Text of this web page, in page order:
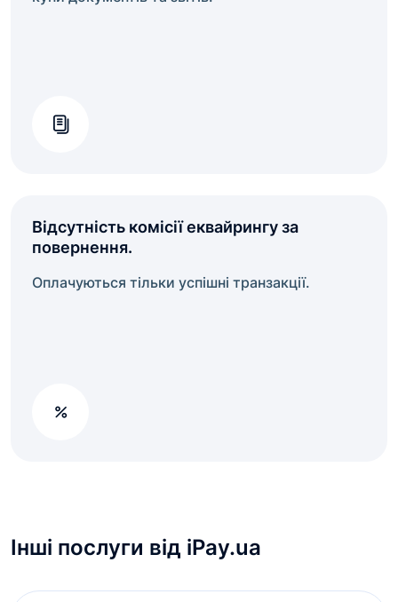
Відсутність комісії еквайрингу за
повернення.
Оплачуються тільки успішні транзакції.
Інші послуги від iPay.ua